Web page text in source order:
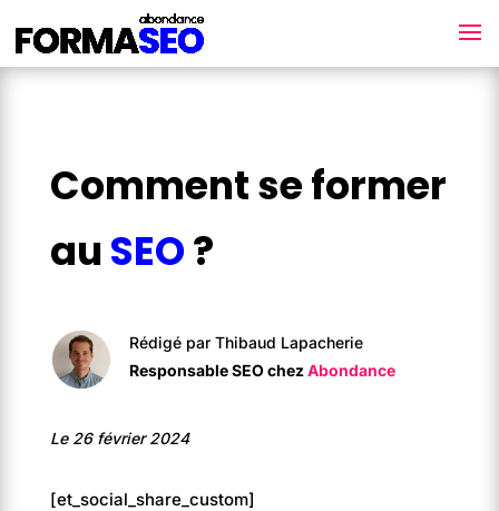
Comment se former
auSEO?
Rédigé par Thibaud Lapacherie
Responsable SEO chezAbondance
Le 26 février 2024
[et_social_share_custom]